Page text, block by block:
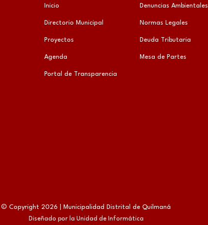
Inicio
Directorio Municipal
Proyectos
Agenda
Portal de Transparencia
Denuncias Ambientales
Normas Legales
Deuda Tributaria
Mesa de Partes
© Copyright 2026 | Municipalidad Distrital de Quilmaná
Diseñado por la Unidad de Informática